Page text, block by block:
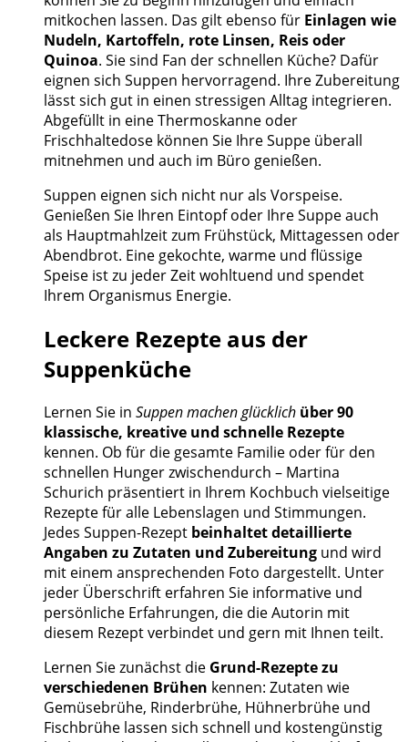
mitkochen lassen. Das gilt ebenso für Einlagen wie
Nudeln, Kartoffeln, rote Linsen, Reis oder
Quinoa. Sie sind Fan der schnellen Küche? Dafür
eignen sich Suppen hervorragend. Ihre Zubereitung
lässt sich gut in einen stressigen Alltag integrieren.
Abgefüllt in eine Thermoskanne oder
Frischhaltedose können Sie Ihre Suppe überall
mitnehmen und auch im Büro genießen.
Suppen eignen sich nicht nur als Vorspeise.
Genießen Sie Ihren Eintopf oder Ihre Suppe auch
als Hauptmahlzeit zum Frühstück, Mittagessen oder
Abendbrot. Eine gekochte, warme und flüssige
Speise ist zu jeder Zeit wohltuend und spendet
Ihrem Organismus Energie.
Leckere Rezepte aus der
Suppenküche
Lernen Sie in Suppen machen glücklich über 90
klassische, kreative und schnelle Rezepte
kennen. Ob für die gesamte Familie oder für den
schnellen Hunger zwischendurch – Martina
Schurich präsentiert in Ihrem Kochbuch vielseitige
Rezepte für alle Lebenslagen und Stimmungen.
Jedes Suppen-Rezept beinhaltet detaillierte
Angaben zu Zutaten und Zubereitung und wird
mit einem ansprechenden Foto dargestellt. Unter
jeder Überschrift erfahren Sie informative und
persönliche Erfahrungen, die die Autorin mit
diesem Rezept verbindet und gern mit Ihnen teilt.
Lernen Sie zunächst die Grund-Rezepte zu
verschiedenen Brühen kennen: Zutaten wie
Gemüsebrühe, Rinderbrühe, Hühnerbrühe und
Fischbrühe lassen sich schnell und kostengünstig